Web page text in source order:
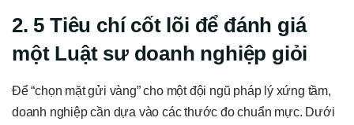
2. 5 Tiêu chí cốt lõi để đánh giá
một Luật sư doanh nghiệp giỏi
Để “chọn mặt gửi vàng” cho một đội ngũ pháp lý xứng tầm,
doanh nghiệp cần dựa vào các thước đo chuẩn mực. Dưới